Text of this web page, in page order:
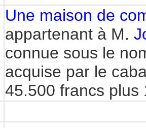
Une maison de
appartenant à M.
connue sous le
acquise par le
45.500 francs plus